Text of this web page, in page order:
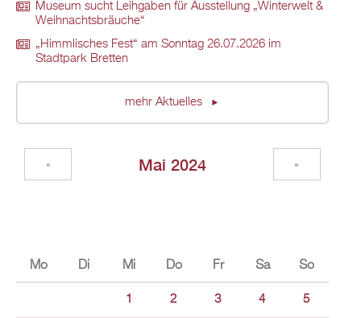
Museum sucht Leihgaben für Ausstellung „Winterwelt &
Weihnachtsbräuche“
„Himmlisches Fest“ am Sonntag 26.07.2026 im
Stadtpark Bretten
mehr Aktuelles
Mai 2024
« »
Mo Di Mi Do Fr Sa So
1 2 3 4 5